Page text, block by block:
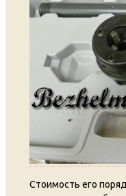
Стоимость его